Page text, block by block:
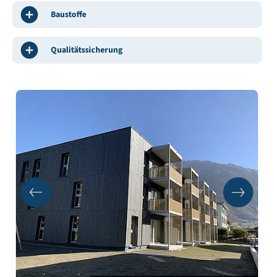
Baustoffe
Qualitätssicherung